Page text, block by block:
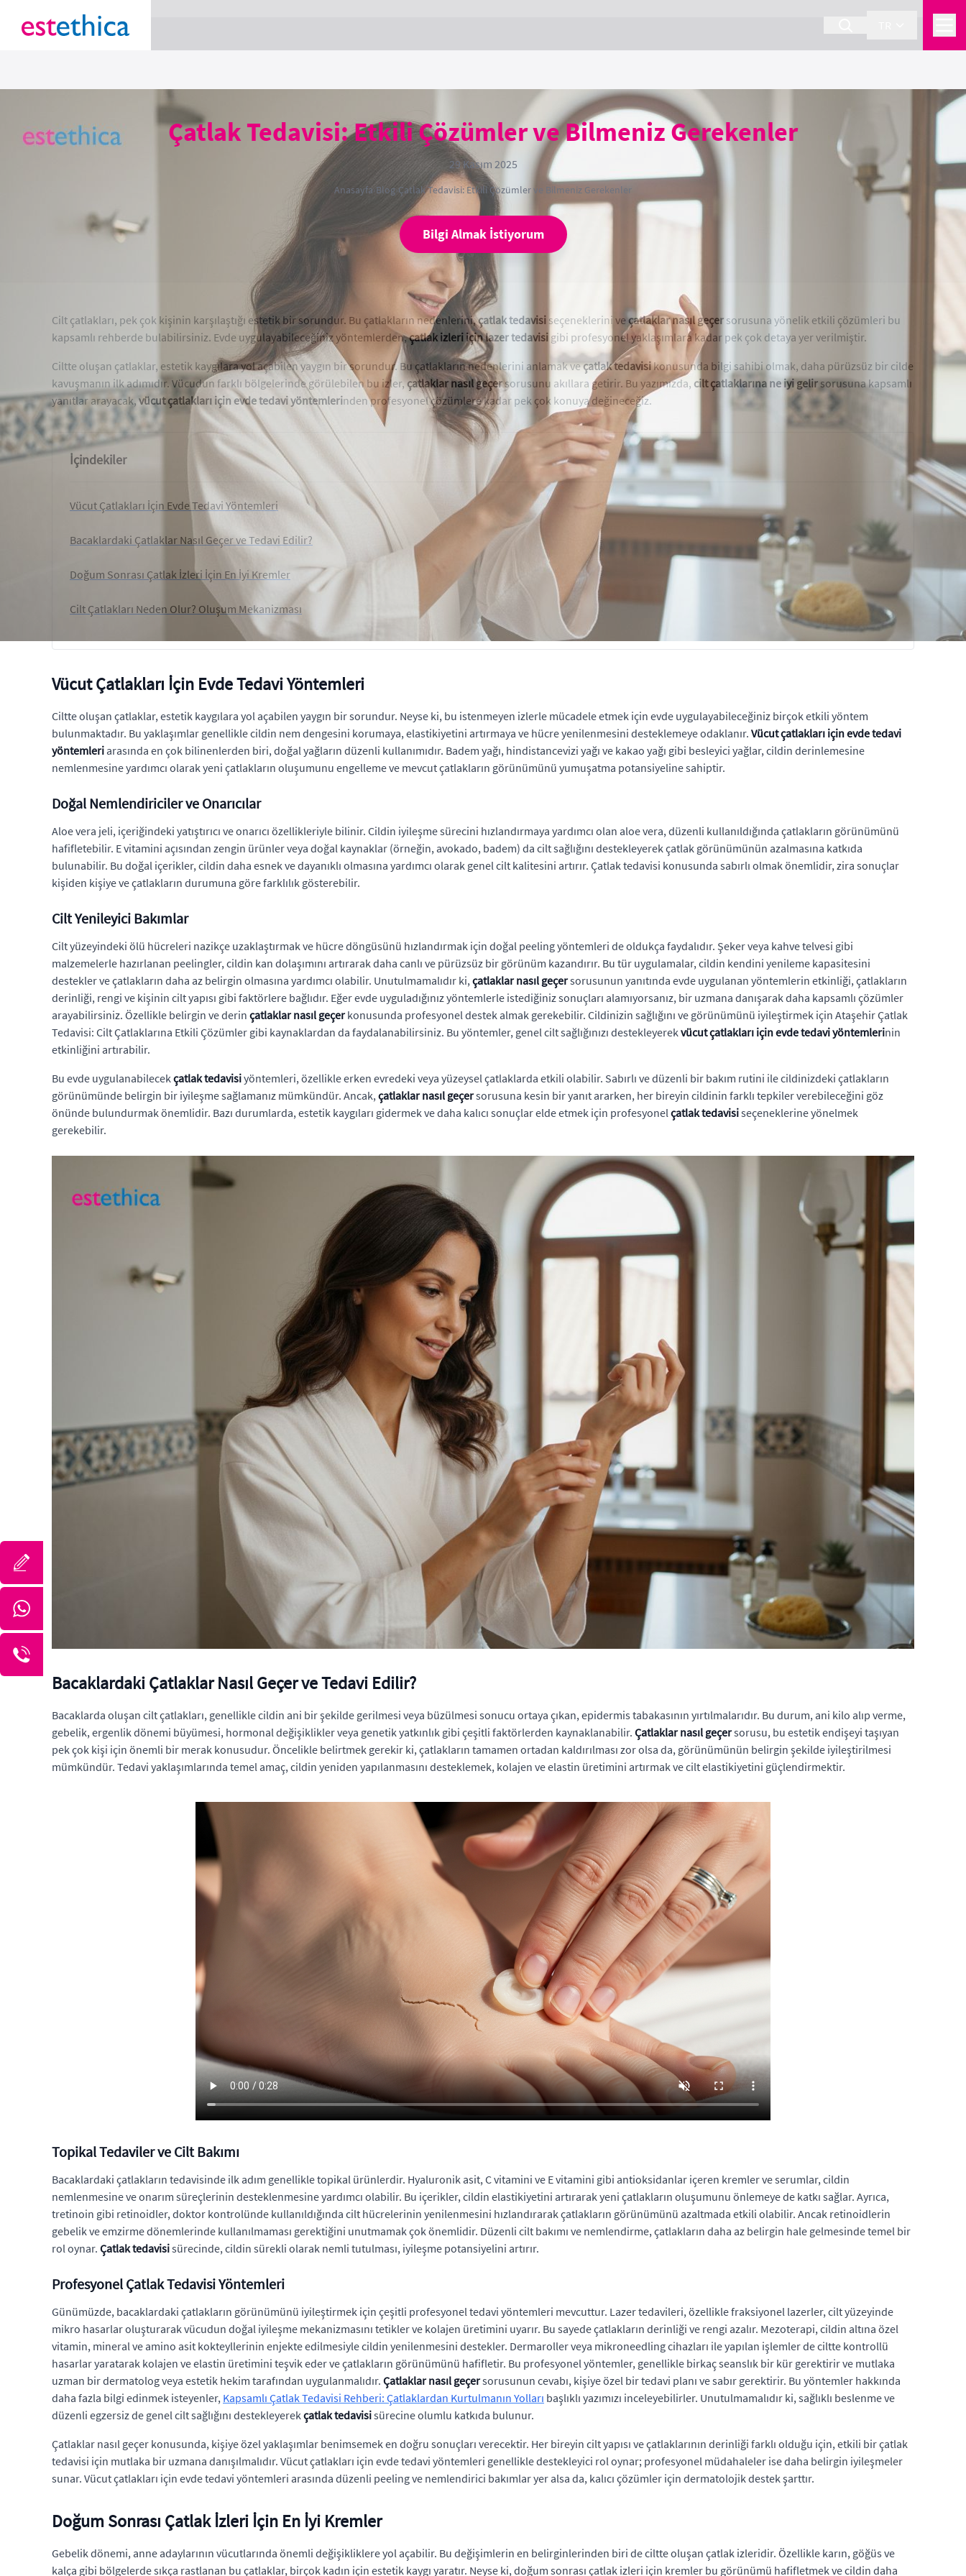
Çatlak Tedavisi: Etkili Çözümler ve Bilmeniz Gerekenler
29 Kasım 2025
Anasayfa›Blog›Çatlak Tedavisi: Etkili Çözümler ve Bilmeniz Gerekenler
Bilgi Almak İstiyorum
Cilt çatlakları, pek çok kişinin karşılaştığı estetik bir sorundur. Bu çatlakların nedenlerini,çatlak tedavisi seçeneklerini veçatlaklar nasıl geçer sorusuna yönelik etkili çözümleri bu
kapsamlı rehberde bulabilirsiniz. Evde uygulayabileceğiniz yöntemlerden,çatlak izleri için lazer tedavisi gibi profesyonel yaklaşımlara kadar pek çok detaya yer verilmiştir.
Ciltte oluşan çatlaklar, estetik kaygılara yol açabilen yaygın bir sorundur. Bu çatlakların nedenlerini anlamak veçatlak tedavisikonusunda bilgi sahibi olmak, daha pürüzsüz bir cilde
kavuşmanın ilk adımıdır. Vücudun farklı bölgelerinde görülebilen bu izler,çatlaklar nasıl geçersorusunu akıllara getirir. Bu yazımızda, cilt çatlaklarına ne iyi gelirsorusuna kapsamlı
yanıtlar arayacak,vücut çatlakları için evde tedavi yöntemlerinden profesyonel çözümlere kadar pek çok konuya değineceğiz.
İçindekiler
Vücut Çatlakları İçin Evde Tedavi Yöntemleri
Bacaklardaki Çatlaklar Nasıl Geçer ve Tedavi Edilir?
Doğum Sonrası Çatlak İzleri İçin En İyi Kremler
Cilt Çatlakları Neden Olur? Oluşum Mekanizması
Vücut Çatlakları İçin Evde Tedavi Yöntemleri
Ciltte oluşan çatlaklar, estetik kaygılara yol açabilen yaygın bir sorundur. Neyse ki, bu istenmeyen izlerle mücadele etmek için evde uygulayabileceğiniz birçok etkili yöntem
bulunmaktadır. Bu yaklaşımlar genellikle cildin nem dengesini korumaya, elastikiyetini artırmaya ve hücre yenilenmesini desteklemeye odaklanır. Vücut çatlakları için evde tedavi
yöntemleri arasında en çok bilinenlerden biri, doğal yağların düzenli kullanımıdır. Badem yağı, hindistancevizi yağı ve kakao yağı gibi besleyici yağlar, cildin derinlemesine
nemlenmesine yardımcı olarak yeni çatlakların oluşumunu engelleme ve mevcut çatlakların görünümünü yumuşatma potansiyeline sahiptir.
Doğal Nemlendiriciler ve Onarıcılar
Aloe vera jeli, içeriğindeki yatıştırıcı ve onarıcı özellikleriyle bilinir. Cildin iyileşme sürecini hızlandırmaya yardımcı olan aloe vera, düzenli kullanıldığında çatlakların görünümünü
hafifletebilir. E vitamini açısından zengin ürünler veya doğal kaynaklar (örneğin, avokado, badem) da cilt sağlığını destekleyerek çatlak görünümünün azalmasına katkıda
bulunabilir. Bu doğal içerikler, cildin daha esnek ve dayanıklı olmasına yardımcı olarak genel cilt kalitesini artırır. Çatlak tedavisi konusunda sabırlı olmak önemlidir, zira sonuçlar
kişiden kişiye ve çatlakların durumuna göre farklılık gösterebilir.
Cilt Yenileyici Bakımlar
Cilt yüzeyindeki ölü hücreleri nazikçe uzaklaştırmak ve hücre döngüsünü hızlandırmak için doğal peeling yöntemleri de oldukça faydalıdır. Şeker veya kahve telvesi gibi
malzemelerle hazırlanan peelingler, cildin kan dolaşımını artırarak daha canlı ve pürüzsüz bir görünüm kazandırır. Bu tür uygulamalar, cildin kendini yenileme kapasitesini
destekler ve çatlakların daha az belirgin olmasına yardımcı olabilir. Unutulmamalıdır ki,çatlaklar nasıl geçersorusunun yanıtında evde uygulanan yöntemlerin etkinliği, çatlakların
derinliği, rengi ve kişinin cilt yapısı gibi faktörlere bağlıdır. Eğer evde uyguladığınız yöntemlerle istediğiniz sonuçları alamıyorsanız, bir uzmana danışarak daha kapsamlı çözümler
arayabilirsiniz. Özellikle belirgin ve derin çatlaklar nasıl geçerkonusunda profesyonel destek almak gerekebilir. Cildinizin sağlığını ve görünümünü iyileştirmek için Ataşehir Çatlak
Tedavisi: Cilt Çatlaklarına Etkili Çözümler gibi kaynaklardan da faydalanabilirsiniz. Bu yöntemler, genel cilt sağlığınızı destekleyerekvücut çatlakları için evde tedavi yöntemlerinin
etkinliğini artırabilir.
Bu evde uygulanabilecekçatlak tedavisiyöntemleri, özellikle erken evredeki veya yüzeysel çatlaklarda etkili olabilir. Sabırlı ve düzenli bir bakım rutini ile cildinizdeki çatlakların
görünümünde belirgin bir iyileşme sağlamanız mümkündür. Ancak,çatlaklar nasıl geçersorusuna kesin bir yanıt ararken, her bireyin cildinin farklı tepkiler verebileceğini göz
önünde bulundurmak önemlidir. Bazı durumlarda, estetik kaygıları gidermek ve daha kalıcı sonuçlar elde etmek için profesyonelçatlak tedavisiseçeneklerine yönelmek
gerekebilir.
Bacaklardaki Çatlaklar Nasıl Geçer ve Tedavi Edilir?
Bacaklarda oluşan cilt çatlakları, genellikle cildin ani bir şekilde gerilmesi veya büzülmesi sonucu ortaya çıkan, epidermis tabakasının yırtılmalarıdır. Bu durum, ani kilo alıp verme,
gebelik, ergenlik dönemi büyümesi, hormonal değişiklikler veya genetik yatkınlık gibi çeşitli faktörlerden kaynaklanabilir. Çatlaklar nasıl geçersorusu, bu estetik endişeyi taşıyan
pek çok kişi için önemli bir merak konusudur. Öncelikle belirtmek gerekir ki, çatlakların tamamen ortadan kaldırılması zor olsa da, görünümünün belirgin şekilde iyileştirilmesi
mümkündür. Tedavi yaklaşımlarında temel amaç, cildin yeniden yapılanmasını desteklemek, kolajen ve elastin üretimini artırmak ve cilt elastikiyetini güçlendirmektir.
Topikal Tedaviler ve Cilt Bakımı
Bacaklardaki çatlakların tedavisinde ilk adım genellikle topikal ürünlerdir. Hyaluronik asit, C vitamini ve E vitamini gibi antioksidanlar içeren kremler ve serumlar, cildin
nemlenmesine ve onarım süreçlerinin desteklenmesine yardımcı olabilir. Bu içerikler, cildin elastikiyetini artırarak yeni çatlakların oluşumunu önlemeye de katkı sağlar. Ayrıca,
tretinoin gibi retinoidler, doktor kontrolünde kullanıldığında cilt hücrelerinin yenilenmesini hızlandırarak çatlakların görünümünü azaltmada etkili olabilir. Ancak retinoidlerin
gebelik ve emzirme dönemlerinde kullanılmaması gerektiğini unutmamak çok önemlidir. Düzenli cilt bakımı ve nemlendirme, çatlakların daha az belirgin hale gelmesinde temel bir
rol oynar. Çatlak tedavisisürecinde, cildin sürekli olarak nemli tutulması, iyileşme potansiyelini artırır.
Profesyonel Çatlak Tedavisi Yöntemleri
Günümüzde, bacaklardaki çatlakların görünümünü iyileştirmek için çeşitli profesyonel tedavi yöntemleri mevcuttur. Lazer tedavileri, özellikle fraksiyonel lazerler, cilt yüzeyinde
mikro hasarlar oluşturarak vücudun doğal iyileşme mekanizmasını tetikler ve kolajen üretimini uyarır. Bu sayede çatlakların derinliği ve rengi azalır. Mezoterapi, cildin altına özel
vitamin, mineral ve amino asit kokteyllerinin enjekte edilmesiyle cildin yenilenmesini destekler. Dermaroller veya mikroneedling cihazları ile yapılan işlemler de ciltte kontrollü
hasarlar yaratarak kolajen ve elastin üretimini teşvik eder ve çatlakların görünümünü hafifletir. Bu profesyonel yöntemler, genellikle birkaç seanslık bir kür gerektirir ve mutlaka
uzman bir dermatolog veya estetik hekim tarafından uygulanmalıdır. Çatlaklar nasıl geçersorusunun cevabı, kişiye özel bir tedavi planı ve sabır gerektirir. Bu yöntemler hakkında
daha fazla bilgi edinmek isteyenler, Kapsamlı Çatlak Tedavisi Rehberi: Çatlaklardan Kurtulmanın Yolları başlıklı yazımızı inceleyebilirler. Unutulmamalıdır ki, sağlıklı beslenme ve
düzenli egzersiz de genel cilt sağlığını destekleyerek çatlak tedavisisürecine olumlu katkıda bulunur.
Çatlaklar nasıl geçer konusunda, kişiye özel yaklaşımlar benimsemek en doğru sonuçları verecektir. Her bireyin cilt yapısı ve çatlaklarının derinliği farklı olduğu için, etkili bir çatlak
tedavisi için mutlaka bir uzmana danışılmalıdır. Vücut çatlakları için evde tedavi yöntemleri genellikle destekleyici rol oynar; profesyonel müdahaleler ise daha belirgin iyileşmeler
sunar. Vücut çatlakları için evde tedavi yöntemleri arasında düzenli peeling ve nemlendirici bakımlar yer alsa da, kalıcı çözümler için dermatolojik destek şarttır.
Doğum Sonrası Çatlak İzleri İçin En İyi Kremler
Gebelik dönemi, anne adaylarının vücutlarında önemli değişikliklere yol açabilir. Bu değişimlerin en belirginlerinden biri de ciltte oluşan çatlak izleridir. Özellikle karın, göğüs ve
kalça gibi bölgelerde sıkça rastlanan bu çatlaklar, birçok kadın için estetik kaygı yaratır. Neyse ki, doğum sonrası çatlak izleri için kremler bu görünümü hafifletmek ve cildin daha